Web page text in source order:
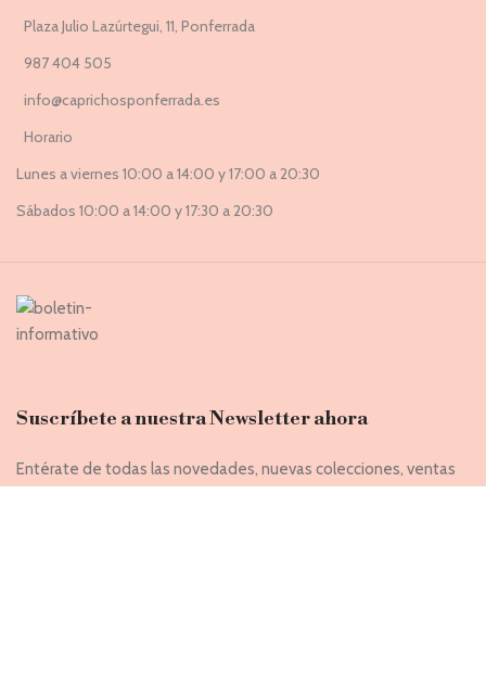
Plaza Julio Lazúrtegui, 11, Ponferrada
987 404 505
info@caprichosponferrada.es
Horario
Lunes a viernes 10:00 a 14:00 y 17:00 a 20:30
Sábados 10:00 a 14:00 y 17:30 a 20:30
Suscríbete a nuestra Newsletter ahora
Entérate de todas las novedades, nuevas colecciones, ventas